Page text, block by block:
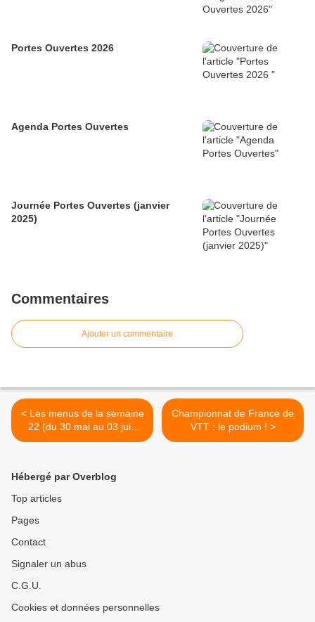
Portes Ouvertes 2026
Agenda Portes Ouvertes
Journée Portes Ouvertes (janvier
2025)
Commentaires
Ajouter un commentaire
< Les menus de la semaine
22 (du 30 mai au 03 juin
2022)
Championnat de France de
VTT : le podium ! >
Hébergé par Overblog
Top articles
Pages
Contact
Signaler un abus
C.G.U.
Cookies et données personnelles